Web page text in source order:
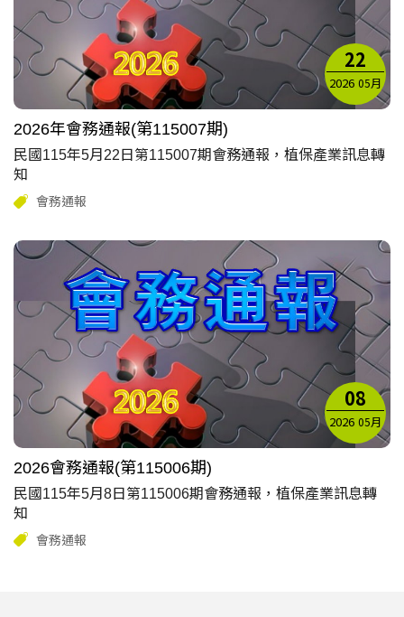
22
2026 05月
2026年會務通報(第115007期)
民國115年5月22日第115007期會務通報，植保產業訊息轉
知
會務通報
08
2026 05月
2026會務通報(第115006期)
民國115年5月8日第115006期會務通報，植保產業訊息轉
知
會務通報